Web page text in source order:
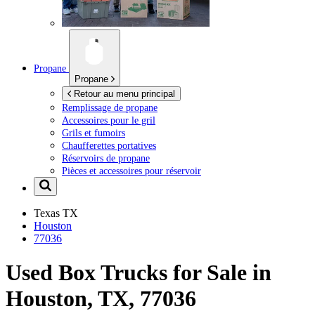
Propane
Propane
Retour au menu principal
Remplissage de propane
Accessoires pour le gril
Grils et fumoirs
Chaufferettes portatives
Réservoirs de propane
Pièces et accessoires pour réservoir
Texas TX
Houston
77036
Used Box Trucks for Sale in
Houston, TX, 77036